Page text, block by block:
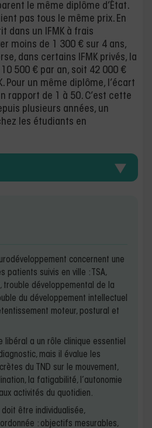
le même diplôme d’État.
pas tous le même prix. En
dans un IFMK à frais
moins de 1 300 € sur 4 ans,
dans certains IFMK privés, la
500 € par an, soit 42 000 €
Pour un même diplôme, l’écart
rapport de 1 à 50. C’est cette
plusieurs années, un
les étudiants en
concernent une
patients suivis en ville : TSA,
trouble développemental de la
du développement intellectuel
moteur, postural et
libéral a un rôle clinique essentiel
mais il évalue les
du TND sur le mouvement,
la fatigabilité, l’autonomie
activités du quotidien.
être individualisée,
: objectifs mesurables,